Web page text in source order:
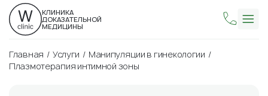
КЛИНИКА
ДОКАЗАТЕЛЬНОЙ
МЕДИЦИНЫ
Главная Услуги
Манипуляции в гинекологии
Плазмотерапия интимной зоны